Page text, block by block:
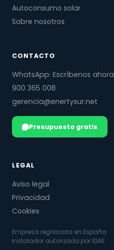
Autoconsumo solar
Sobre nosotros
CONTACTO
WhatsApp: Escríbenos ahora
900 365 008
gerencia@enertysur.net
Presupuesto gratis
LEGAL
Aviso legal
Privacidad
Cookies
Empresa registrada en España
Instalador autorizado por IDAE